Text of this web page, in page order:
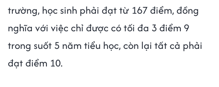
trường, học sinh phải đạt từ 167 điểm, đồng
nghĩa với việc chỉ được có tối đa 3 điểm 9
trong suốt 5 năm tiểu học, còn lại tất cả phải
đạt điểm 10.